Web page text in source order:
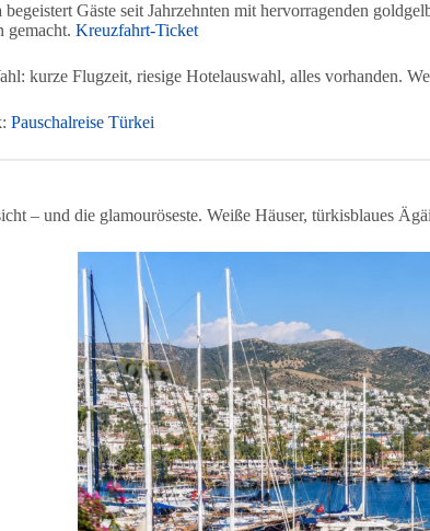
Gäste seit Jahrzehnten mit hervorragenden
gemacht. Kreuzfahrt-Ticket
kurze Flugzeit, riesige Hotelauswahl, alles vorhanden.
Pauschalreise Türkei
– und die glamouröseste. Weiße Häuser, türkisblaues